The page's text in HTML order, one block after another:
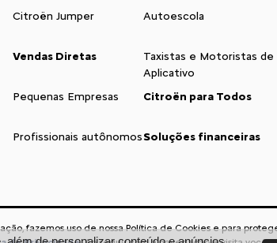
Citroën Jumper
Vendas Diretas
Pequenas Empresas
Profissionais autônomos
Autoescola
Taxistas e Motoristas de
Aplicativo
Citroën para Todos
Soluções financeiras
fazemos uso de nossa Política de Cookies e para